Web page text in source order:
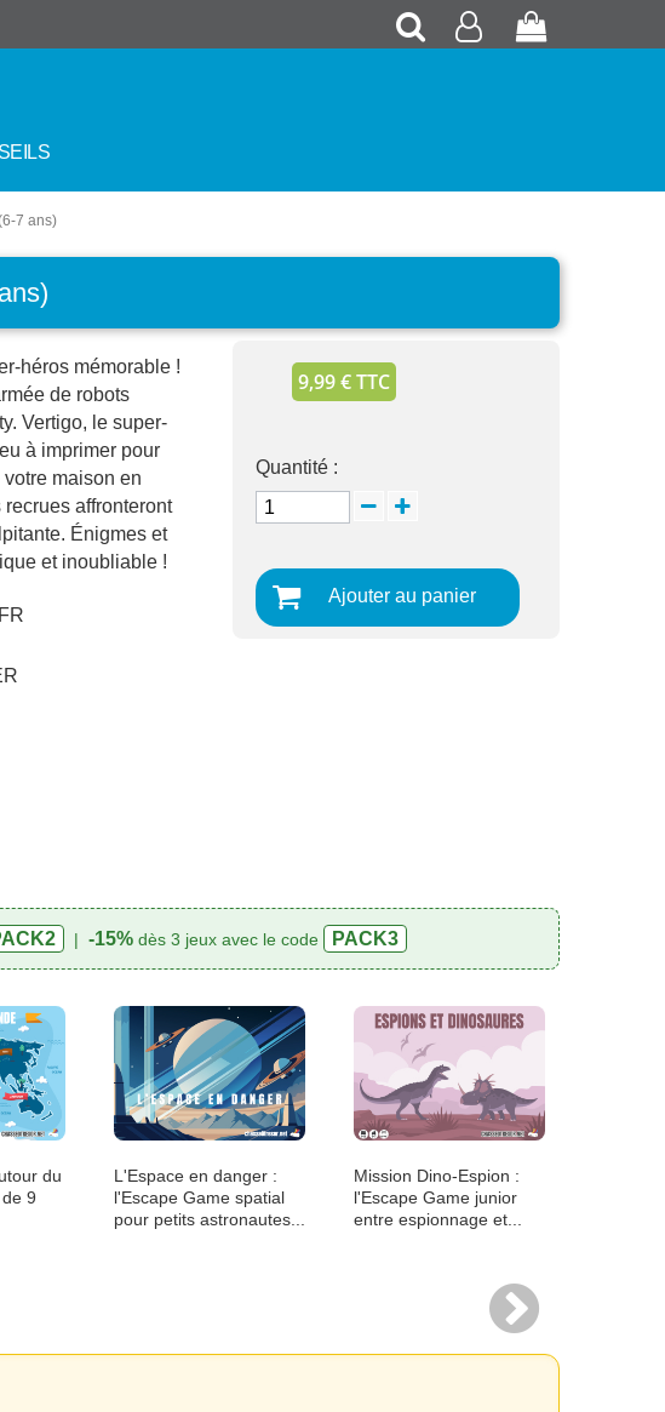
Recherche
Mon
7 ans)
héros mémorable !
de robots
Vertigo, le super-
à imprimer pour
maison en
affronteront
Énigmes et
et inoubliable !
9,99 € TTC
Quantité :
Ajouter au panier
| -15%dès 3 jeux avec le code PACK3
du
9
L'Espace en danger :
l'Escape Game spatial
pour petits astronautes...
Mission Dino-Espion :
l'Escape Game junior
entre espionnage et...